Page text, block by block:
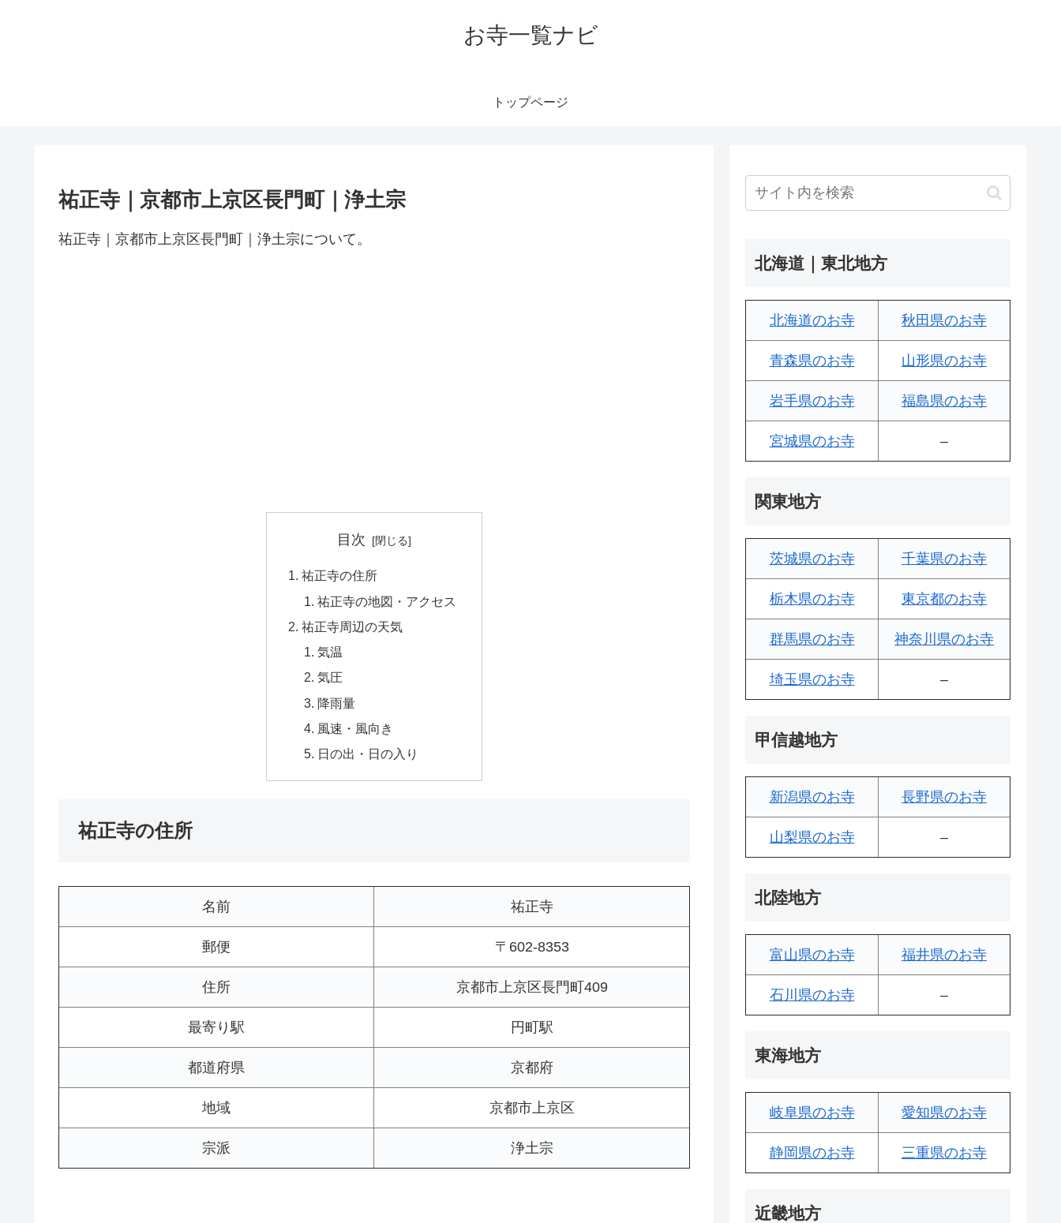
お寺一覧ナビ
トップページ
祐正寺｜京都市上京区長門町｜浄土宗
祐正寺｜京都市上京区長門町｜浄土宗について。
目次
祐正寺の住所
祐正寺の地図・アクセス
祐正寺周辺の天気
気温
気圧
降雨量
風速・風向き
日の出・日の入り
祐正寺の住所
名前 祐正寺
郵便 〒602-8353
住所 京都市上京区長門町409
最寄り駅 円町駅
都道府県 京都府
地域 京都市上京区
宗派 浄土宗
北海道｜東北地方
北海道のお寺 秋田県のお寺
青森県のお寺 山形県のお寺
岩手県のお寺 福島県のお寺
宮城県のお寺 –
関東地方
茨城県のお寺 千葉県のお寺
栃木県のお寺 東京都のお寺
群馬県のお寺 神奈川県のお寺
埼玉県のお寺 –
甲信越地方
新潟県のお寺 長野県のお寺
山梨県のお寺 –
北陸地方
富山県のお寺 福井県のお寺
石川県のお寺 –
東海地方
岐阜県のお寺 愛知県のお寺
静岡県のお寺 三重県のお寺
近畿地方